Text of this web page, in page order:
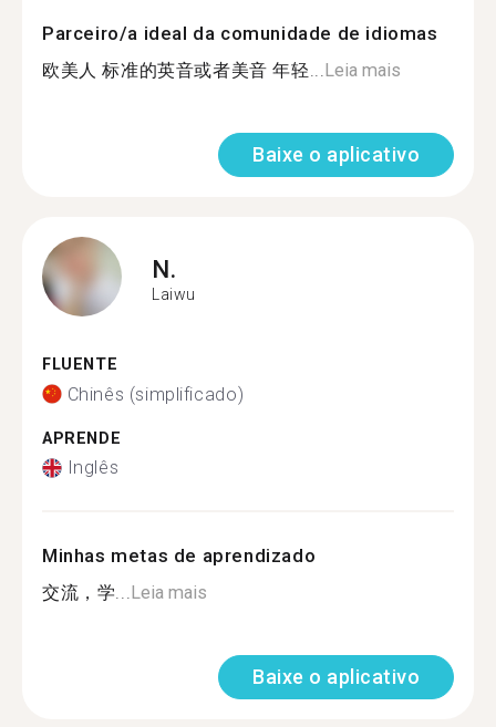
Parceiro/a ideal da comunidade de idiomas
欧美人 标准的英音或者美音 年轻...Leia mais
Baixe o aplicativo
N.
Laiwu
FLUENTE
Chinês (simplificado)
APRENDE
Inglês
Minhas metas de aprendizado
交流，学...Leia mais
Baixe o aplicativo